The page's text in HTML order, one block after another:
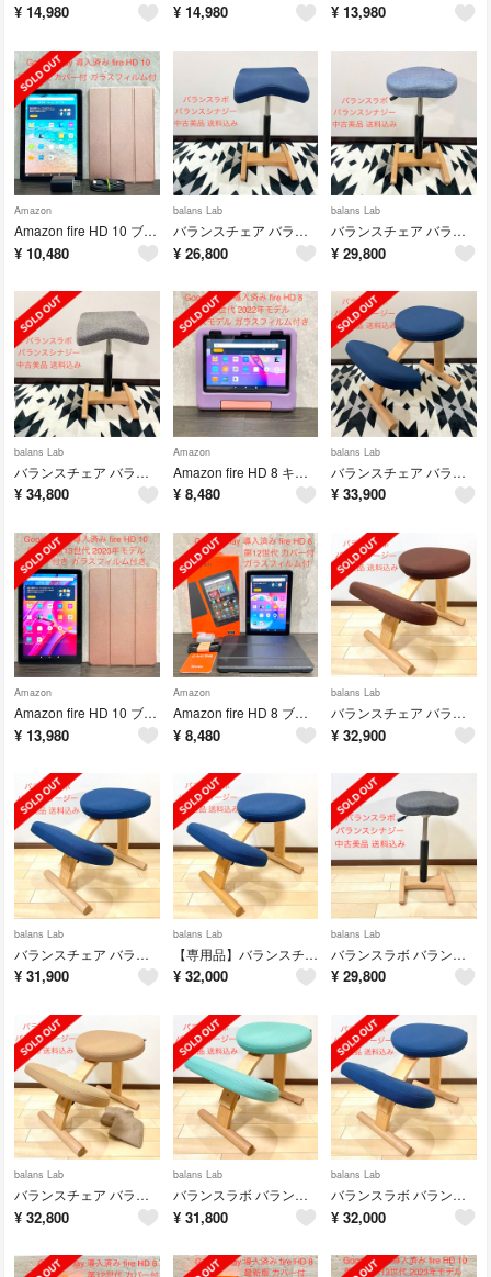
¥ 14,980 ¥ 14,980 ¥ 13,980
Amazon
Amazon fire HD 10 ブラック 第11世代 RGカバー付 中古美品
¥ 10,480
balans Lab
バランスチェア バランスシナジー スクエア ネイビー 美品
¥ 26,800
balans Lab
バランスチェア バランスシナジー 織柄ブルー 中古美品
¥ 29,800
balans Lab
バランスチェア バランスシナジー スクエア シックグレー 美品
¥ 34,800
Amazon
Amazon fire HD 8 キッズモデル パープル 第12世代 中古美品
¥ 8,480
balans Lab
バランスチェア バランスイージー ネイビー 中古美品
¥ 33,900
Amazon
Amazon fire HD 10 ブラック 最新版 中古美品 RG カバー付
¥ 13,980
Amazon
Amazon fire HD 8 ブラック 第12世代 黒 カバー付 中古品
¥ 8,480
balans Lab
バランスチェア バランスイージー ダークブラウン 中古美品
¥ 32,900
balans Lab
バランスチェア バランスイージー ネイビー 中古美品
¥ 31,900
balans Lab
【専用品】バランスチェア バランスイージー ネイビー 中古美品
¥ 32,000
balans Lab
バランスラボ バランスチェア バランスシナジー 織柄グレー 中古美品
¥ 29,800
balans Lab
バランスチェア バランスイージー ベージュ 中古品
¥ 32,800
balans Lab
バランスラボ バランスチェア バランスイージー ライトグリーン 中古美品
¥ 31,800
balans Lab
バランスラボ バランスチェア バランスイージー ネイビー 中古美品
¥ 32,000